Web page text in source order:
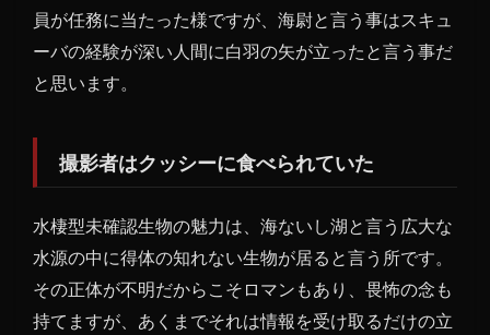
員が任務に当たった様ですが、海尉と言う事はスキュ
ーバの経験が深い人間に白羽の矢が立ったと言う事だ
と思います。
撮影者はクッシーに食べられていた
水棲型未確認生物の魅力は、海ないし湖と言う広大な
水源の中に得体の知れない生物が居ると言う所です。
その正体が不明だからこそロマンもあり、畏怖の念も
持てますが、あくまでそれは情報を受け取るだけの立